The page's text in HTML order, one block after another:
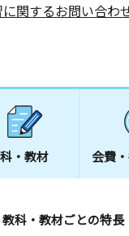
関するお問い合わ
・教材 会費・
教科・教材ごとの特長